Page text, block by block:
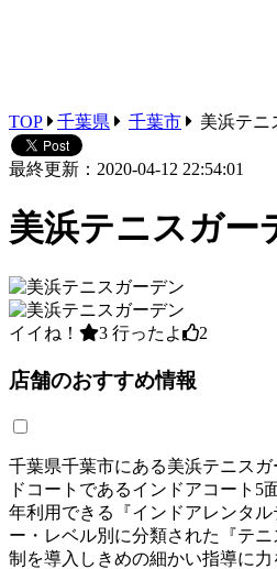
TOP 千葉県 千葉市 美浜テニ
最終更新：2020-04-12 22:54:01
美浜テニスガー
イイね！ 3 行ったよ 2
店舗のおすすめ情報
千葉県千葉市にある美浜テニス
ドコートであるインドアコート5
年利用できる『インドアレンタ
ー・レベル別に分類された『テ
制を導入しきめの細かい指導に